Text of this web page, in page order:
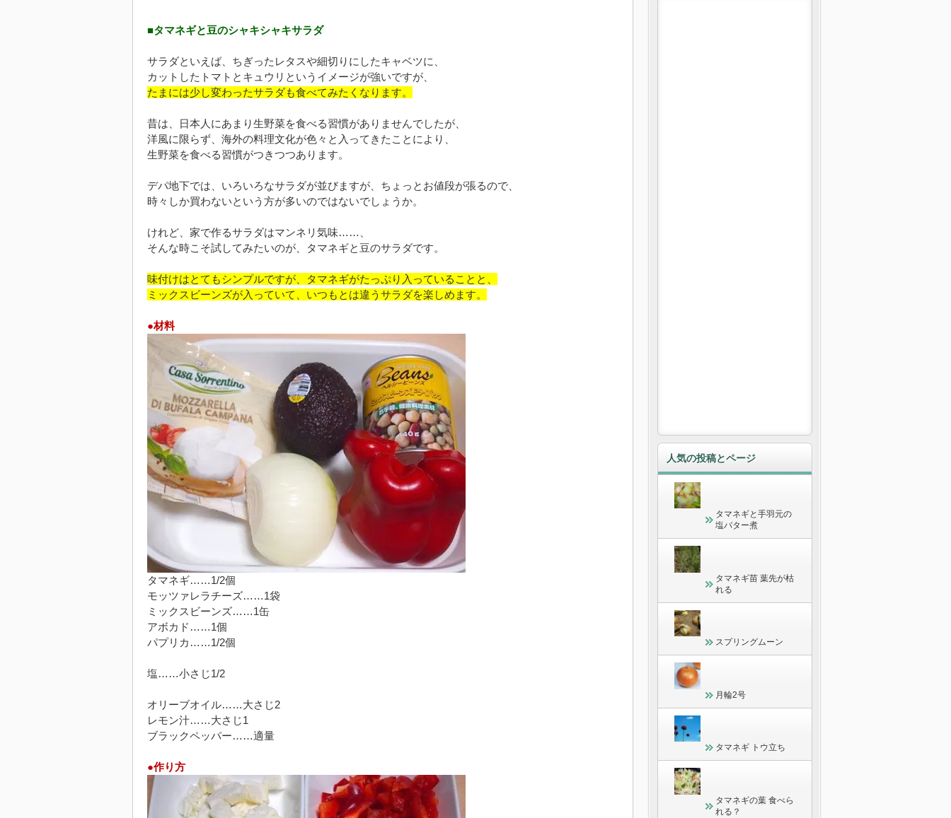
■タマネギと豆のシャキシャキサラダ
サラダといえば、ちぎったレタスや細切りにしたキャベツに、
カットしたトマトとキュウリというイメージが強いですが、
たまには少し変わったサラダも食べてみたくなります。
昔は、日本人にあまり生野菜を食べる習慣がありませんでしたが、
洋風に限らず、海外の料理文化が色々と入ってきたことにより、
生野菜を食べる習慣がつきつつあります。
デパ地下では、いろいろなサラダが並びますが、ちょっとお値段が張るので、
時々しか買わないという方が多いのではないでしょうか。
けれど、家で作るサラダはマンネリ気味……、
そんな時こそ試してみたいのが、タマネギと豆のサラダです。
味付けはとてもシンプルですが、タマネギがたっぷり入っていることと、
ミックスビーンズが入っていて、いつもとは違うサラダを楽しめます。
●材料
タマネギ……1/2個
モッツァレラチーズ……1袋
ミックスビーンズ……1缶
アボカド……1個
パプリカ……1/2個
塩……小さじ1/2
オリーブオイル……大さじ2
レモン汁……大さじ1
ブラックペッパー……適量
●作り方
人気の投稿とページ
タマネギと手羽元の
塩バター煮
タマネギ苗 葉先が枯
れる
スプリングムーン
月輪2号
タマネギ トウ立ち
タマネギの葉 食べら
れる？